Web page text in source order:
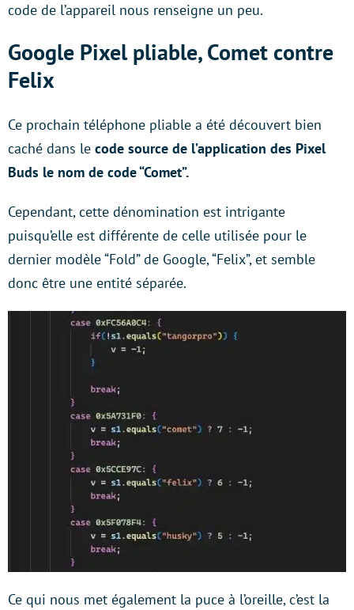
code de l’appareil nous renseigne un peu.
Google Pixel pliable, Comet contre
Felix
Ce prochain téléphone pliable a été découvert bien
caché dans le code source de l’application des Pixel
Buds le nom de code “Comet”.
Cependant, cette dénomination est intrigante
puisqu’elle est différente de celle utilisée pour le
dernier modèle “Fold” de Google, “Felix”, et semble
donc être une entité séparée.
Ce qui nous met également la puce à l’oreille, c’est la